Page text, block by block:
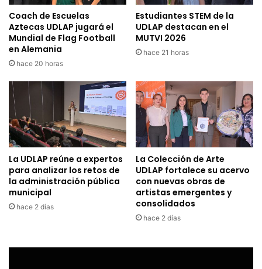
Coach de Escuelas
Aztecas UDLAP jugará el
Mundial de Flag Football
en Alemania
hace 20 horas
Estudiantes STEM de la
UDLAP destacan en el
MUTVI 2026
hace 21 horas
La UDLAP reúne a expertos
para analizar los retos de
la administración pública
municipal
hace 2 días
La Colección de Arte
UDLAP fortalece su acervo
con nuevas obras de
artistas emergentes y
consolidados
hace 2 días